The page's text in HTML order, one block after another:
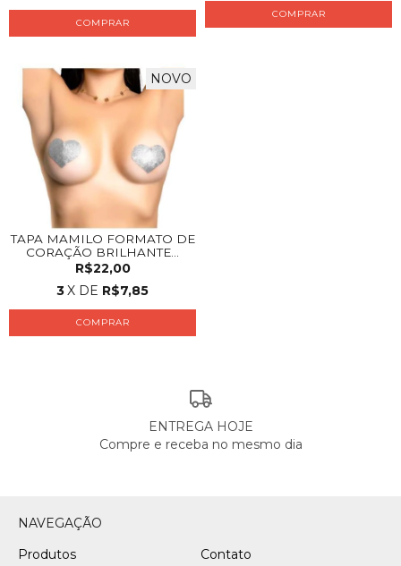
COMPRAR
COMPRAR
NOVO
TAPA MAMILO FORMATO DE
CORAÇÃO BRILHANTE...
R$22,00
3X DE R$7,85
COMPRAR
ENTREGA HOJE
Compre e receba no mesmo dia
NAVEGAÇÃO
Produtos
Contato